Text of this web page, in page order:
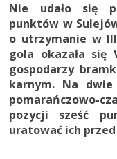
Nie udało się
punktów w
o utrzymanie w
gola okazała się
gospodarzy
karnym. Na
pomarańczowo-
pozycji sześć
uratować ich